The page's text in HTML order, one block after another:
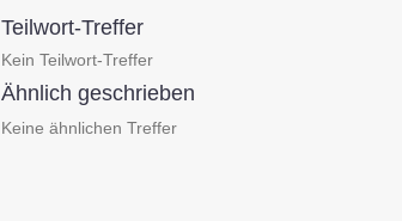
Teilwort-Treffer
Kein Teilwort-Treffer
Ähnlich geschrieben
Keine ähnlichen Treffer